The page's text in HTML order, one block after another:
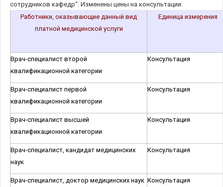
сотрудников кафедр". Изменены цены на консультации:
Работники, оказывающие данный вид
платной медицинской услуги
Единица измерения
Врач-специалист второй
квалификационной категории
Консультация
Врач-специалист первой
квалификационной категории
Консультация
Врач-специалист высшей
квалификационной категории
Консультация
Врач-специалист, кандидат медицинских
наук
Консультация
Врач-специалист, доктор медицинских наук Консультация